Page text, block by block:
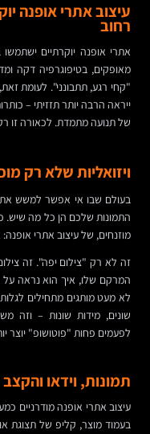
עיצוב אתרי אופנה
רחוב
אתרי אופנה יוקרתיים
מאופקים, בטיפוגרפיה דקה
"קחי רגע, תתבונני". לעומת זאת,
ייראה הרבה יותר תזזיתי –
של תנועה מתמדת. לכאורה זו
ויזואליות שלא רק
בעולם שבו אי אפשר למשש
התמונות שלכם הן כל מה שיש.
מוזנחים, של עיצוב אתרי
זה לא רק "צילום יפה". זה
המרקם שלו, איך הוא נראה על
לא מעט מותגים מתחילים
שונים, מידות שונות – וזה
לפעמים פחות "פוטושופ" יוצר
תמונות, וידאו
עיצוב אתרי אופנה מודרניים
בעמוד מוצר, קליפ של תצוגת